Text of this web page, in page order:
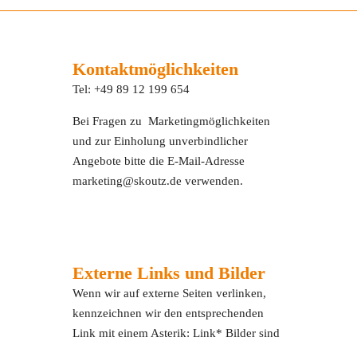
Kontaktmöglichkeiten
Tel: +49 89 12 199 654
Bei Fragen zu Marketingmöglichkeiten
und zur Einholung unverbindlicher
Angebote bitte die E-Mail-Adresse
marketing@skoutz.de verwenden.
Externe Links und Bilder
Wenn wir auf externe Seiten verlinken,
kennzeichnen wir den entsprechenden
Link mit einem Asterik: Link* Bilder sind